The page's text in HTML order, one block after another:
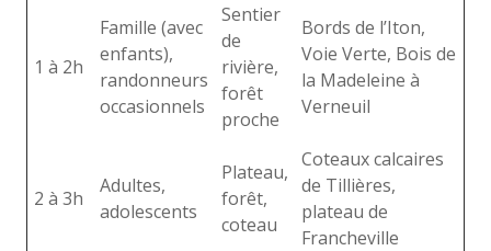
1 à 2h
Famille (avec
enfants),
randonneurs
occasionnels
Sentier
de
rivière,
forêt
proche
Bords de l’Iton,
Voie Verte, Bois de
la Madeleine à
Verneuil
2 à 3h
Adultes,
adolescents
Plateau,
forêt,
coteau
Coteaux calcaires
de Tillières,
plateau de
Francheville